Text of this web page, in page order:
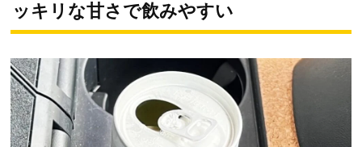
ッキリな甘さで飲みやすい